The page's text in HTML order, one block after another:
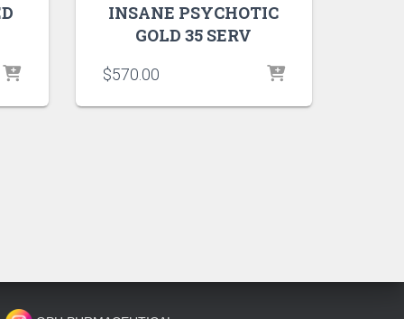
INSANE PSYCHOTIC
GOLD 35 SERV
$570.00